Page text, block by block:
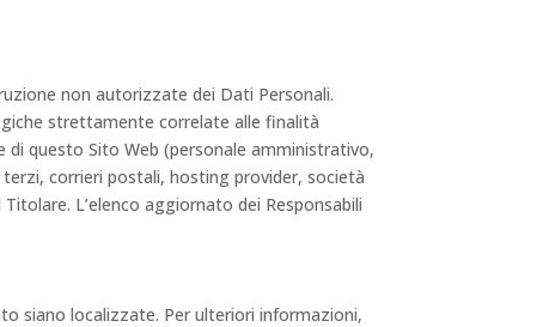
non autorizzate dei Dati Personali.
strettamente correlate alle finalità
questo Sito Web (personale amministrativo,
corrieri postali, hosting provider, società
L’elenco aggiornato dei Responsabili
siano localizzate. Per ulteriori informazioni,